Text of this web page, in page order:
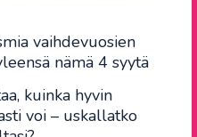
vaihdevuosien
nämä 4 syytä
kuinka hyvin
voi – uskallatko